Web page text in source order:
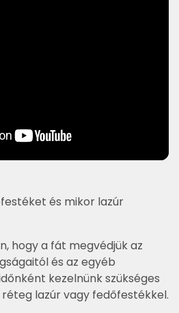
és mikor lazúr
hogy a fát megvédjük az
és az egyéb
kezelnünk szükséges
lazúr vagy fedőfestékkel.